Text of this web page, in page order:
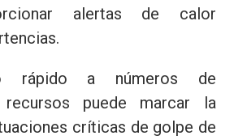
alertas de calor
rápido a números de
puede marcar la
críticas de golpe de